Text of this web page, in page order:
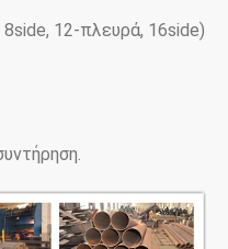
12-πλευρά, 16side)